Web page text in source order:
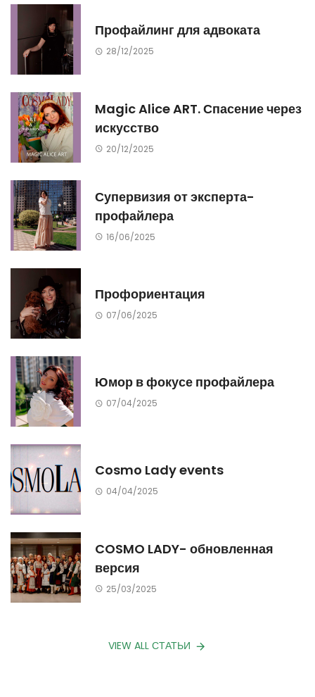
Профайлинг для адвоката
28/12/2025
Magic Alice ART. Спасение через
искусство
20/12/2025
Супервизия от эксперта-
профайлера
16/06/2025
Профориентация
07/06/2025
Юмор в фокусе профайлера
07/04/2025
Cosmo Lady events
04/04/2025
COSMO LADY- обновленная
версия
25/03/2025
VIEW ALL СТАТЬИ